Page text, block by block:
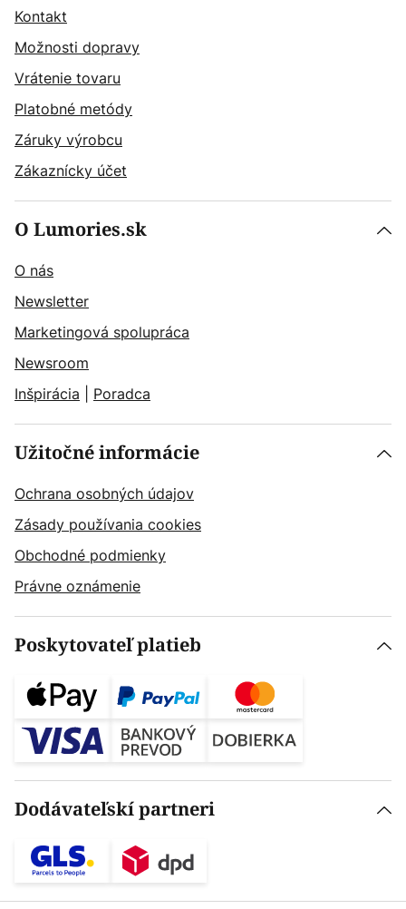
Kontakt
Možnosti dopravy
Vrátenie tovaru
Platobné metódy
Záruky výrobcu
Zákaznícky účet
O Lumories.sk
O nás
Newsletter
Marketingová spolupráca
Newsroom
Inšpirácia
Poradca
Užitočné informácie
Ochrana osobných údajov
Zásady používania cookies
Obchodné podmienky
Právne oznámenie
Poskytovateľ platieb
Dodávateľskí partneri